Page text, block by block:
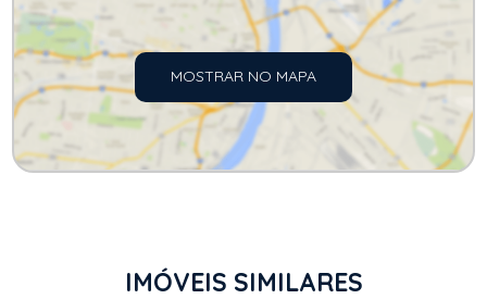
MOSTRAR NO MAPA
IMÓVEIS SIMILARES